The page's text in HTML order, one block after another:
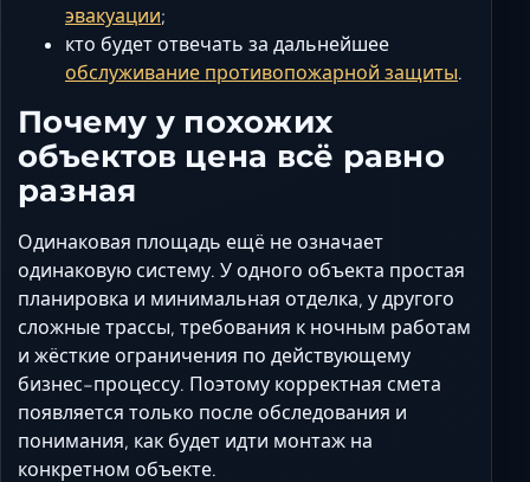
эвакуации;
кто будет отвечать за дальнейшее
обслуживание противопожарной защиты.
Почему у похожих
объектов цена всё равно
разная
Одинаковая площадь ещё не означает
одинаковую систему. У одного объекта простая
планировка и минимальная отделка, у другого
сложные трассы, требования к ночным работам
и жёсткие ограничения по действующему
бизнес-процессу. Поэтому корректная смета
появляется только после обследования и
понимания, как будет идти монтаж на
конкретном объекте.